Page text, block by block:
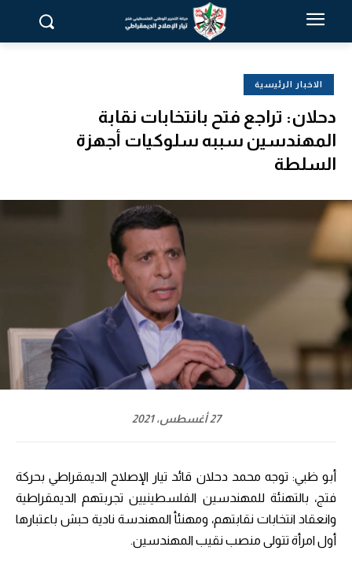
الاخبار الرئيسية
دحلان: تراجع فتح بانتخابات نقابة
المهندسين سببه سلوكيات أجهزة
السلطة
27 أغسطس، 2021
أبو ظبي: توجه محمد دحلان قائد تيار الإصلاح الديمقراطي بحركة
فتج، بالتهنئة للمهندسين الفلسطينيين تجربتهم الديمقراطية
وانعقاد انتخابات نقابتهم، ومهنئأ المهندسة نادية حبش باعتبارها
أول امرأة تتولى منصب نقيب المهندسين.